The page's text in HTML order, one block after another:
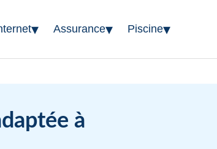
▾ Assurance▾ Piscine▾
à